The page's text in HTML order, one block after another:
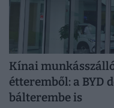
Kínai
étteremből: a BYD
bálterembe is